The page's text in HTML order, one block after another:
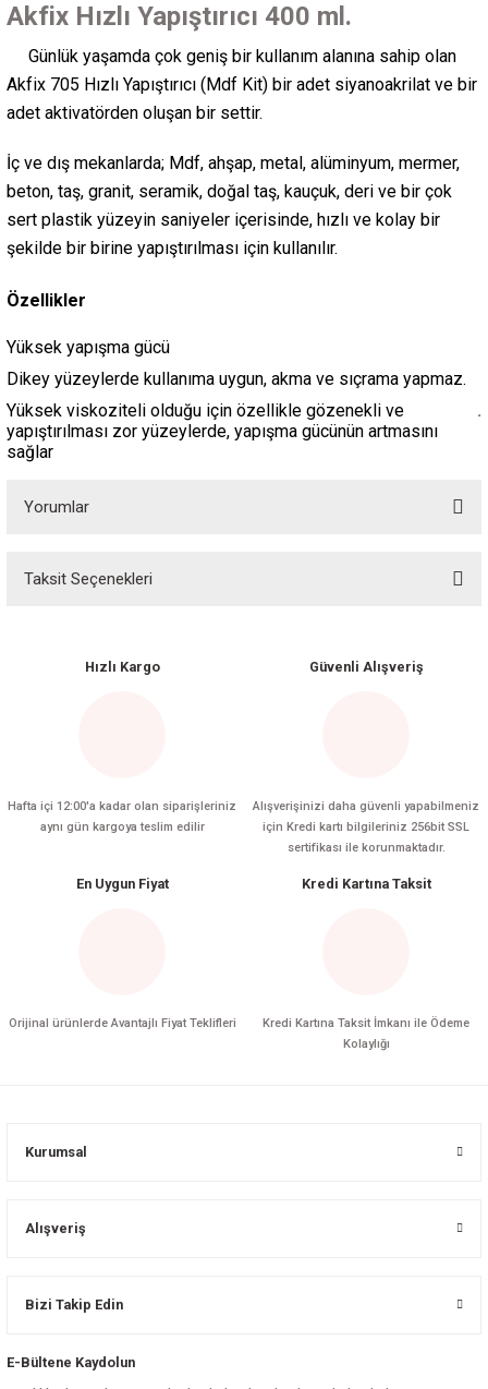
Akfix Hızlı Yapıştırıcı 400 ml.
Günlük yaşamda çok geniş bir kullanım alanına sahip olan
Akfix 705 Hızlı Yapıştırıcı (Mdf Kit) bir adet siyanoakrilat ve bir
adet aktivatörden oluşan bir settir.
İç ve dış mekanlarda; Mdf, ahşap, metal, alüminyum, mermer,
beton, taş, granit, seramik, doğal taş, kauçuk, deri ve bir çok
sert plastik yüzeyin saniyeler içerisinde, hızlı ve kolay bir
şekilde bir birine yapıştırılması için kullanılır.
Özellikler
Yüksek yapışma gücü
Dikey yüzeylerde kullanıma uygun, akma ve sıçrama yapmaz.
Yüksek viskoziteli olduğu için özellikle gözenekli ve
yapıştırılması zor yüzeylerde, yapışma gücünün artmasını
sağlar
.
Yorumlar
Taksit Seçenekleri
Hızlı Kargo
Hafta içi 12:00'a kadar olan siparişleriniz
aynı gün kargoya teslim edilir
Güvenli Alışveriş
Alışverişinizi daha güvenli yapabilmeniz
için Kredi kartı bilgileriniz 256bit SSL
sertifikası ile korunmaktadır.
En Uygun Fiyat
Orijinal ürünlerde Avantajlı Fiyat Teklifleri
Kredi Kartına Taksit
Kredi Kartına Taksit İmkanı ile Ödeme
Kolaylığı
Kurumsal
Alışveriş
Bizi Takip Edin
E-Bültene Kaydolun